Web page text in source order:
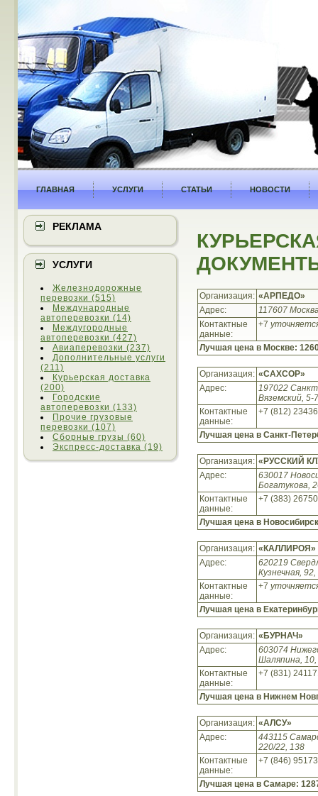
ГЛАВНАЯ УСЛУГИ СТАТЬИ НОВОСТИ
РЕКЛАМА
УСЛУГИ
Железнодорожные
перевозки (515)
Международные
автоперевозки (14)
Междугородные
автоперевозки (427)
Авиаперевозки (237)
Дополнительные услуги
(211)
Курьерская доставка
(200)
Городские
автоперевозки (133)
Прочие грузовые
перевозки (107)
Сборные грузы (60)
Экспресс-доставка (19)
Организация: «АРПЕДО»
Адрес:
117607
Контактные
данные:
+7
Лучшая цена в Москве:
Организация: «САХСОР»
Адрес:
197022
Вяземский, 5-7
Контактные
данные:
+7 (812)
Лучшая цена в Санкт-
Организация: «РУССКИЙ
Адрес:
630017
Богатукова,
Контактные
данные:
+7 (383)
Лучшая цена в
Организация: «КАЛЛИРОЯ»
Адрес:
620219
Кузнечная, 92,
Контактные
данные:
+7
Лучшая цена в
Организация: «БУРНАЧ»
Адрес:
603074
Шаляпина, 10,
Контактные
данные:
+7 (831)
Лучшая цена в Нижнем
Организация: «АЛСУ»
Адрес:
443115
220/22, 138
Контактные
данные:
+7 (846)
Лучшая цена в Самаре: